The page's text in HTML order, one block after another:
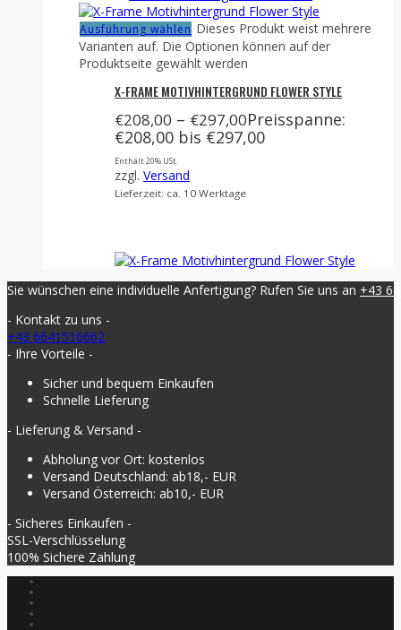
Ausführung wählen Dieses Produkt weist mehrere
Varianten auf. Die Optionen können auf der
Produktseite gewählt werden
X-FRAME MOTIVHINTERGRUND FLOWER STYLE
€208,00 – €297,00Preisspanne:
€208,00 bis €297,00
Enthält 20% USt.
zzgl. Versand
Lieferzeit: ca. 10 Werktage
Sie wünschen eine individuelle Anfertigung? Rufen Sie uns an +43
- Kontakt zu uns -
+43 6641516662
- Ihre Vorteile -
Sicher und bequem Einkaufen
Schnelle Lieferung
- Lieferung & Versand -
Abholung vor Ort: kostenlos
Versand Deutschland: ab18,- EUR
Versand Österreich: ab10,- EUR
- Sicheres Einkaufen -
SSL-Verschlüsselung
100% Sichere Zahlung